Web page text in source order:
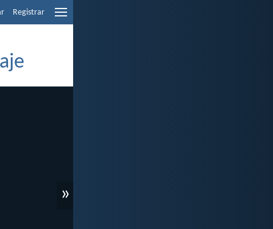
Registrar
»